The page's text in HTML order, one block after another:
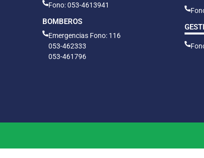
Fono: 053-4613941
BOMBEROS
Emergencias Fono: 116
053-462333
053-461796